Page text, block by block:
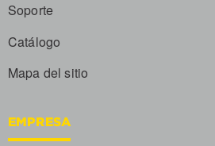
Soporte
Catálogo
Mapa del sitio
EMPRESA